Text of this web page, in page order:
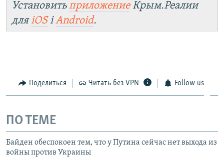
УстановитьприложениеКрым.Реалии
дляiOSіAndroid.
Поделиться Читать без VPN Follow us
ПО ТЕМЕ
Байден обеспокоен тем, что у Путина сейчас нет выхода из
войны против Украины